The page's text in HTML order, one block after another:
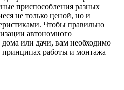
приспособления разных
не только ценой, но и
Чтобы правильно
автономного
или дачи, вам необходимо
принципах работы и монтажа